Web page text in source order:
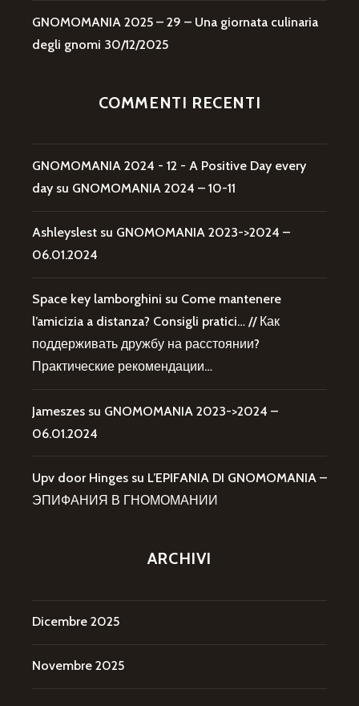
GNOMOMANIA 2025 – 29 – Una giornata culinaria
degli gnomi 30/12/2025
COMMENTI RECENTI
GNOMOMANIA 2024 - 12 - A Positive Day every
day su GNOMOMANIA 2024 – 10-11
Ashleyslest su GNOMOMANIA 2023->2024 –
06.01.2024
Space key lamborghini su Come mantenere
l’amicizia a distanza? Consigli pratici… // Как
поддерживать дружбу на расстоянии?
Практические рекомендации…
Jameszes su GNOMOMANIA 2023->2024 –
06.01.2024
Upv door Hinges su L’EPIFANIA DI GNOMOMANIA –
ЭПИФАНИЯ В ГНОМОМАНИИ
ARCHIVI
Dicembre 2025
Novembre 2025